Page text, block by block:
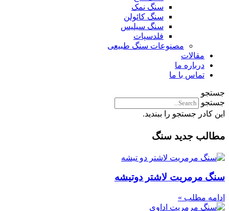
سنگ نمک
سنگ کائولن
سنگ سیلیس
فلدسپات
مصنوعات سنگ طبیعی
مقالات
درباره ما
تماس با ما
جستجو
جستجو
این کادر جستجو را ببندید.
مطالب جدید سنگ
سنگ مرمریت لاشتر دوتیشه
ادامه مطلب »